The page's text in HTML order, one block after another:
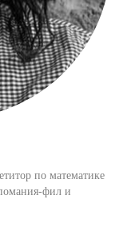
по математике
фил и